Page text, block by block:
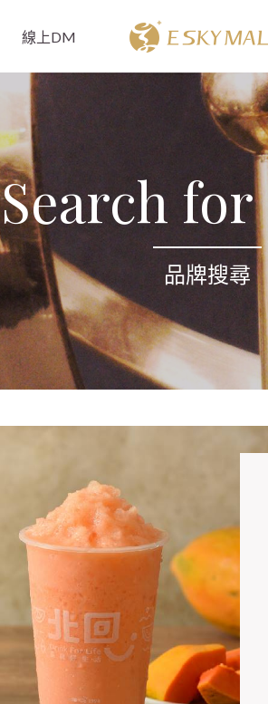
線上DM
Search for
品牌搜尋